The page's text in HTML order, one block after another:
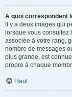
A quoi correspondent
Il y a deux images qui
lorsque vous consultez
associée à votre rang,
nombre de messages
plus grande, est
propre à chaque
Haut